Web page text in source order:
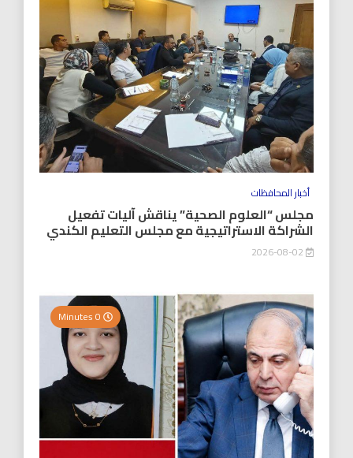
أخبار المحافظات
مجلس “العلوم الصحية” يناقش آليات تفعيل
الشراكة الاستراتيجية مع مجلس التعليم الكندي